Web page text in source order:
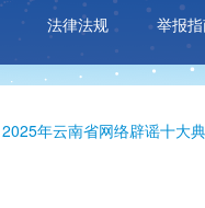
法律法规 举报
2025年云南省网络辟谣十大